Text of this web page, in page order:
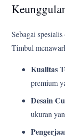
Sebagai
Timbul
Kualitas
premium
Desain
ukuran